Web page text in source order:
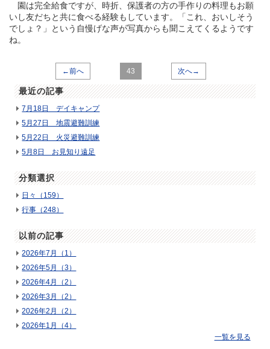
園は完全給食ですが、時折、保護者の方の手作りの料理もお願
いし友だちと共に食べる経験もしています。「これ、おいしそう
でしょ？」という自慢げな声が写真からも聞こえてくるようです
ね。
←前へ 43 次へ→
最近の記事
7月18日 デイキャンプ
5月27日 地震避難訓練
5月22日 火災避難訓練
5月8日 お見知り遠足
分類選択
日々（159）
行事（248）
以前の記事
2026年7月（1）
2026年5月（3）
2026年4月（2）
2026年3月（2）
2026年2月（2）
2026年1月（4）
一覧を見る